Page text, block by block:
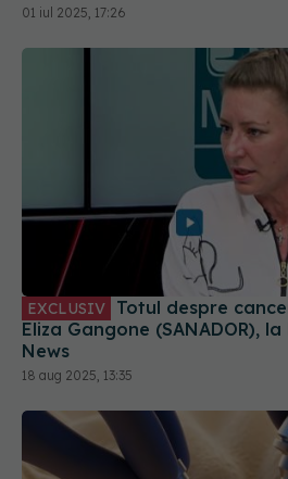
01 iul 2025, 17:26
EXCLUSIV
Eliza Gangone (SANADOR),
News
18 aug 2025, 13:35